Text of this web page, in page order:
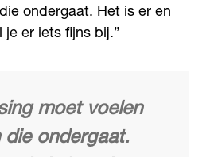
ondergaat. Het is er en
je er iets fijns bij.”
moet voelen
die ondergaat.